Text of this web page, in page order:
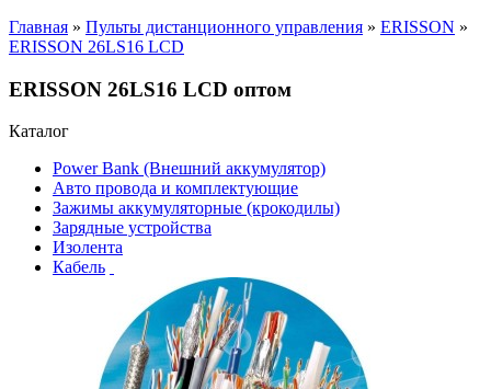
Главная » Пульты дистанционного управления » ERISSON »
ERISSON 26LS16 LCD
ERISSON 26LS16 LCD оптом
Каталог
Power Bank (Внешний аккумулятор)
Авто провода и комплектующие
Зажимы аккумуляторные (крокодилы)
Зарядные устройства
Изолента
Кабель